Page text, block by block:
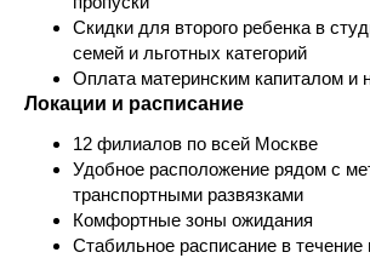
Скидки для второго ребенка в
семей и льготных категорий
Оплата материнским капиталом и
Локации и расписание
12 филиалов по всей Москве
Удобное расположение рядом с
транспортными развязками
Комфортные зоны ожидания
Стабильное расписание в течение